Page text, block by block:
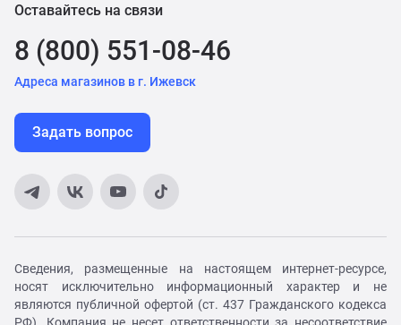
Оставайтесь на связи
8 (800) 551-08-46
Адреса магазинов в г. Ижевск
Задать вопрос
Сведения, размещенные на настоящем интернет-ресурсе,
носят исключительно информационный характер и не
являются публичной офертой (ст. 437 Гражданского кодекса